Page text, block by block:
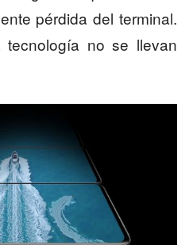
pérdida del terminal.
no se llevan